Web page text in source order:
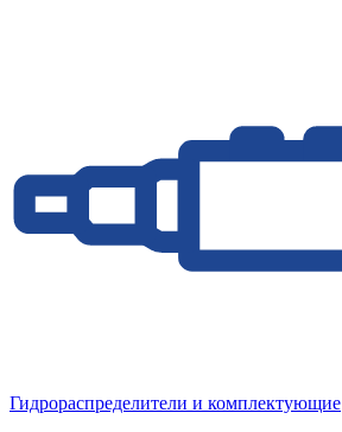
Гидрораспределители и комплектующие